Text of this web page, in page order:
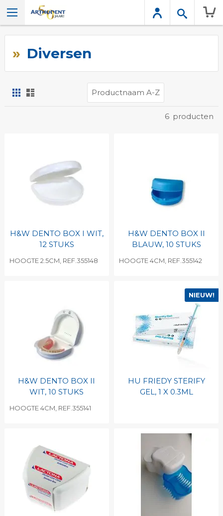
Diversen
Foto-
tabel
6 producten
H&W DENTO BOX I WIT,
12 STUKS
HOOGTE 2.5CM, REF.355148
H&W DENTO BOX II
BLAUW, 10 STUKS
HOOGTE 4CM, REF.355142
H&W DENTO BOX II
WIT, 10 STUKS
HOOGTE 4CM, REF.355141
NIEUW!
HU FRIEDY STERIFY
GEL, 1 X 0.3ML